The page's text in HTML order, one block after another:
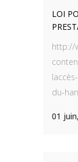
LOI
http://
du-
01